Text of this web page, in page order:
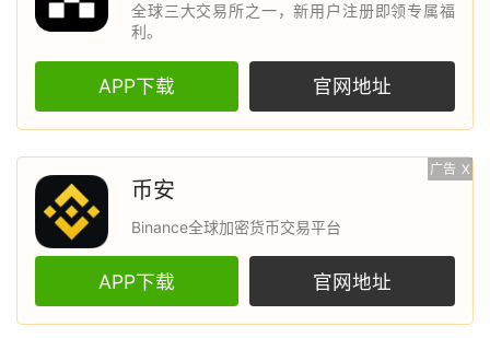
全球三大交易所之一，新用户注册即领专属福
利。
APP下载 官网地址
广告 X
币安
Binance全球加密货币交易平台
APP下载 官网地址